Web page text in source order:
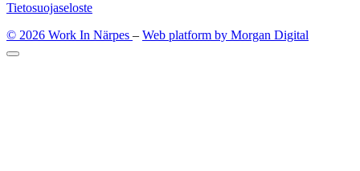
Tietosuojaseloste
© 2026 Work In Närpes – Web platform by Morgan Digital
Takaisin